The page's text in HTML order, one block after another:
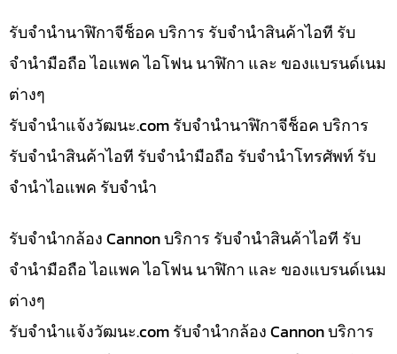
รับจำนำนาฬิกาจีช็อค บริการ รับจำนำสินค้าไอที รับ
จำนำมือถือ ไอแพค ไอโฟน นาฬิกา และ ของแบรนด์เนม
ต่างๆ
รับจํานําแจ้งวัฒนะ.com รับจำนำนาฬิกาจีช็อค บริการ
รับจำนำสินค้าไอที รับจำนำมือถือ รับจำนำโทรศัพท์ รับ
จำนำไอแพค รับจำนำ
รับจำนำกล้อง Cannon บริการ รับจำนำสินค้าไอที รับ
จำนำมือถือ ไอแพค ไอโฟน นาฬิกา และ ของแบรนด์เนม
ต่างๆ
รับจํานําแจ้งวัฒนะ.com รับจำนำกล้อง Cannon บริการ